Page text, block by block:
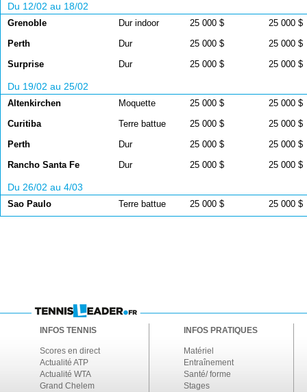
Du 12/02 au 18/02
Grenoble Dur indoor 25 000 $
25 000 $
Perth
Dur 25 000 $
25 000 $
Surprise
Dur 25 000 $ 25 000 $
Du 19/02 au 25/02
Altenkirchen Moquette 25 000 $
25 000 $
Curitiba
Terre battue 25 000 $
25 000 $
Perth
Dur 25 000 $
25 000 $
Rancho Santa Fe
Dur 25 000 $ 25 000 $
Du 26/02 au 4/03
Sao Paulo Terre battue 25 000 $ 25 000 $
INFOS TENNIS
Scores en direct
Actualité ATP
Actualité WTA
Grand Chelem
INFOS PRATIQUES
Matériel
Entraînement
Santé/ forme
Stages